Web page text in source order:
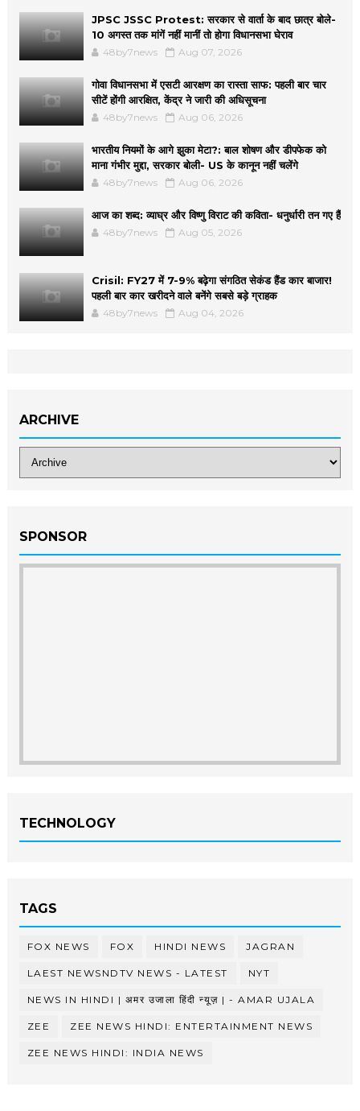
JPSC JSSC Protest: सरकार से वार्ता के बाद छात्र बोले-
10 अगस्त तक मांगें नहीं मानीं तो होगा विधानसभा घेराव
48by7news Aug 07, 2026
गोवा विधानसभा में एसटी आरक्षण का रास्ता साफ: पहली बार चार
सीटें होंगी आरक्षित, केंद्र ने जारी की अधिसूचना
48by7news Aug 06, 2026
भारतीय नियमों के आगे झुका मेटा?: बाल शोषण और डीपफेक को
माना गंभीर मुद्दा, सरकार बोली- US के कानून नहीं चलेंगे
48by7news Aug 06, 2026
आज का शब्द: व्याघ्र और विष्णु विराट की कविता- धनुर्धारी तन गए हैं
48by7news Aug 05, 2026
Crisil: FY27 में 7-9% बढ़ेगा संगठित सेकंड हैंड कार बाजार!
पहली बार कार खरीदने वाले बनेंगे सबसे बड़े ग्राहक
48by7news Aug 04, 2026
ARCHIVE
SPONSOR
TECHNOLOGY
TAGS
FOX NEWS FOX HINDI NEWS JAGRAN
LAEST NEWSNDTV NEWS - LATEST NYT
NEWS IN HINDI | अमर उजाला हिंदी न्यूज़ | - AMAR UJALA
ZEE ZEE NEWS HINDI: ENTERTAINMENT NEWS
ZEE NEWS HINDI: INDIA NEWS